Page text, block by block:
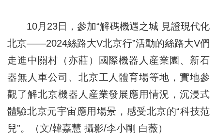
10月23日，參加“解碼機遇之城 見證現代化
北京——2024絲路大V北京行”活動的絲路大V們
走進中關村（亦莊）國際機器人産業園、新石
器無人車公司、北京工人體育場等地，實地參
觀了解北京機器人産業發展應用情況，沉浸式
體驗北京元宇宙應用場景，感受北京的“科技范
兒”。（文/韓嘉慧 攝影/李小剛 白薇）